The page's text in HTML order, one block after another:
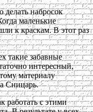
делать набросок
маленькие
к краскам. В этот раз
такие забавные
интересный,
материалу
Сницарь.
работать с этими